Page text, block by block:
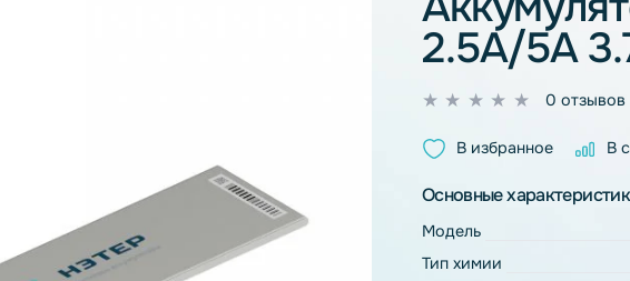
2.5A/
0
5
В
Основные